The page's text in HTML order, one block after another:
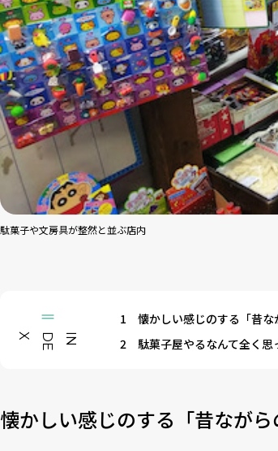
駄菓子や文房具が整然と並ぶ店内
I
N
D
E
X
1
懐かしい感じのする「昔な
2
駄菓子屋やるなんて全く思
懐かしい感じのする「昔ながら